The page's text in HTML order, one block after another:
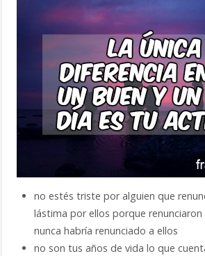
no estés triste por alguien que
lástima por ellos porque
nunca habría renunciado a ellos
no son tus años de vida lo que